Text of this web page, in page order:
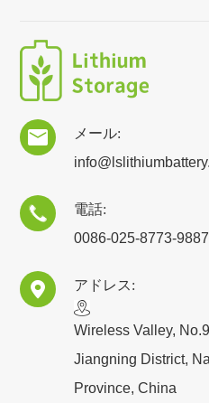

メール:

電話:
0086-025-8773-9887
 アドレス:
​Wireless Valley,
Jiangning District,
Province, China